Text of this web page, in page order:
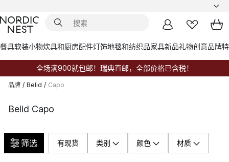
餐具软装小物炊具和厨房配件灯饰地毯和纺织品家具新品礼物创意品牌
全场满900就包邮！瑞典直邮，全部价格已含税！
品牌 / Belid / Capo
Belid Capo
筛选 有现货 类别 颜色 材质